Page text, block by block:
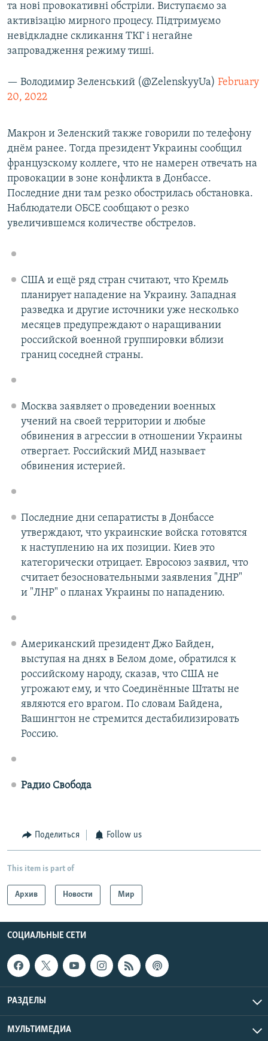
та нові провокативні обстріли. Виступаємо за
активізацію мирного процесу. Підтримуємо
невідкладне скликання ТКГ і негайне
запровадження режиму тиші.
— Володимир Зеленський (@ZelenskyyUa) February
20, 2022
Макрон и Зеленский также говорили по телефону
днём ранее. Тогда президент Украины сообщил
французскому коллеге, что не намерен отвечать на
провокации в зоне конфликта в Донбассе.
Последние дни там резко обострилась обстановка.
Наблюдатели ОБСЕ сообщают о резко
увеличившемся количестве обстрелов.
США и ещё ряд стран считают, что Кремль
планирует нападение на Украину. Западная
разведка и другие источники уже несколько
месяцев предупреждают о наращивании
российской военной группировки вблизи
границ соседней страны.
Москва заявляет о проведении военных
учений на своей территории и любые
обвинения в агрессии в отношении Украины
отвергает. Российский МИД называет
обвинения истерией.
Последние дни сепаратисты в Донбассе
утверждают, что украинские войска готовятся
к наступлению на их позиции. Киев это
категорически отрицает. Евросоюз заявил, что
считает безосновательными заявления "ДНР"
и "ЛНР" о планах Украины по нападению.
Американский президент Джо Байден,
выступая на днях в Белом доме, обратился к
российскому народу, сказав, что США не
угрожают ему, и что Соединённые Штаты не
являются его врагом. По словам Байдена,
Вашингтон не стремится дестабилизировать
Россию.
Радио Свобода
Поделиться Follow us
This item is part of
Архив Новости Мир
СОЦИАЛЬНЫЕ СЕТИ
РАЗДЕЛЫ
МУЛЬТИМЕДИА